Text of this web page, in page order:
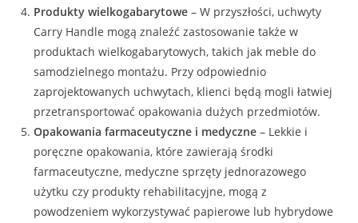
Produkty wielkogabarytowe – W przyszłości, uchwyty
Carry Handle mogą znaleźć zastosowanie także w
produktach wielkogabarytowych, takich jak meble do
samodzielnego montażu. Przy odpowiednio
zaprojektowanych uchwytach, klienci będą mogli łatwiej
przetransportować opakowania dużych przedmiotów.
Opakowania farmaceutyczne i medyczne – Lekkie i
poręczne opakowania, które zawierają środki
farmaceutyczne, medyczne sprzęty jednorazowego
użytku czy produkty rehabilitacyjne, mogą z
powodzeniem wykorzystywać papierowe lub hybrydowe